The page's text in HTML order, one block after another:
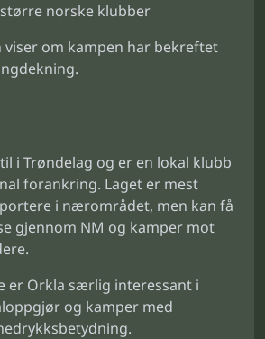
norske klubber
viser om kampen har bekreftet
i Trøndelag og er en lokal klubb
forankring. Laget er mest
i nærområdet, men kan få
gjennom NM og kamper mot
er Orkla særlig interessant i
og kamper med